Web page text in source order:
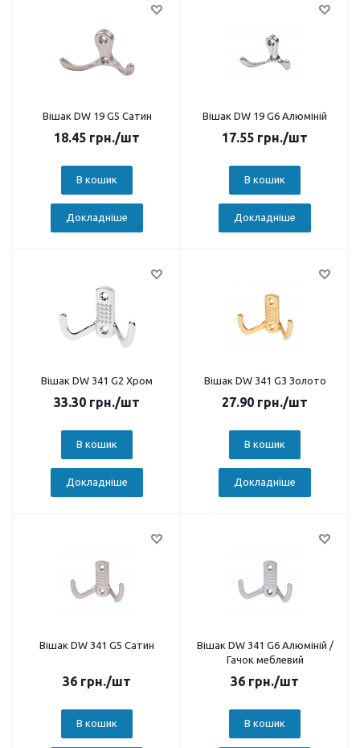
Вішак DW 19 G5 Сатин
18.45 грн./шт
В кошик
Докладніше
Вішак DW 19 G6 Алюміній
17.55 грн./шт
В кошик
Докладніше
Вішак DW 341 G2 Хром
33.30 грн./шт
В кошик
Докладніше
Вішак DW 341 G3 Золото
27.90 грн./шт
В кошик
Докладніше
Вішак DW 341 G5 Сатин
36 грн./шт
В кошик
Вішак DW 341 G6 Алюміній /
Гачок меблевий
36 грн./шт
В кошик